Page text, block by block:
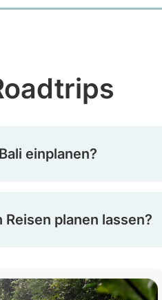
einplanen?
planen lassen?